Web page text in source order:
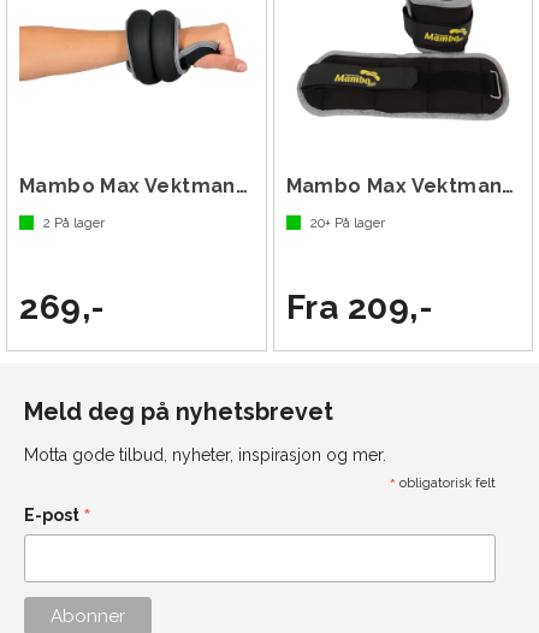
Mambo Max Vektmansjett Håndledd
2 På lager
269,-
Mambo Max Vektmansjett Par
20+På lager
Fra 209,-
Meld deg på nyhetsbrevet
Motta gode tilbud, nyheter, inspirasjon og mer.
* obligatorisk felt
E-post *